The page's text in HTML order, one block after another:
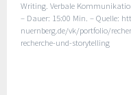
Writing. Verbale
– Dauer: 15:00 Min. – Quelle:
nuernberg.de/vk/portfolio/
recherche-und-storytelling